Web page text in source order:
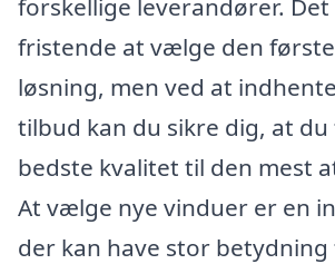
fristende at vælge den
løsning, men ved at
tilbud kan du sikre dig, at du
bedste kvalitet til den mest
At vælge nye vinduer er en
der kan have stor